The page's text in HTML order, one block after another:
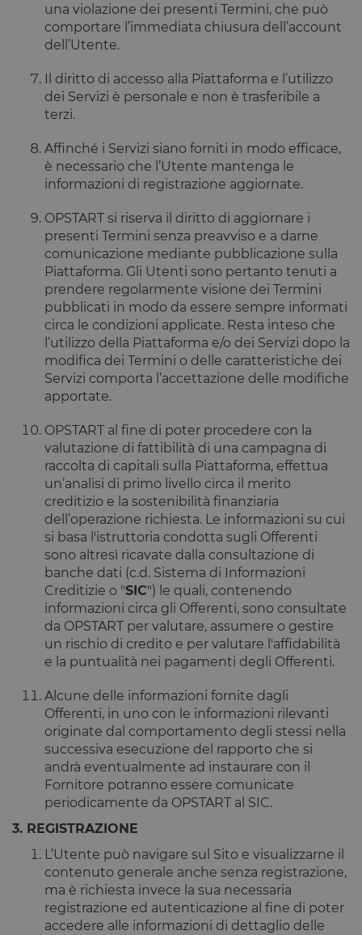
una violazione dei presenti Termini, che può
comportare l’immediata chiusura dell’account
dell’Utente.
Il diritto di accesso alla Piattaforma e l’utilizzo
dei Servizi è personale e non è trasferibile a
terzi.
Affinché i Servizi siano forniti in modo efficace,
è necessario che l’Utente mantenga le
informazioni di registrazione aggiornate.
OPSTART si riserva il diritto di aggiornare i
presenti Termini senza preavviso e a darne
comunicazione mediante pubblicazione sulla
Piattaforma. Gli Utenti sono pertanto tenuti a
prendere regolarmente visione dei Termini
pubblicati in modo da essere sempre informati
circa le condizioni applicate. Resta inteso che
l’utilizzo della Piattaforma e/o dei Servizi dopo la
modifica dei Termini o delle caratteristiche dei
Servizi comporta l’accettazione delle modifiche
apportate.
OPSTART al fine di poter procedere con la
valutazione di fattibilità di una campagna di
raccolta di capitali sulla Piattaforma, effettua
un’analisi di primo livello circa il merito
creditizio e la sostenibilità finanziaria
dell’operazione richiesta. Le informazioni su cui
si basa l'istruttoria condotta sugli Offerenti
sono altresì ricavate dalla consultazione di
banche dati (c.d. Sistema di Informazioni
Creditizie o "SIC") le quali, contenendo
informazioni circa gli Offerenti, sono consultate
da OPSTART per valutare, assumere o gestire
un rischio di credito e per valutare l'affidabilità
e la puntualità nei pagamenti degli Offerenti.
Alcune delle informazioni fornite dagli
Offerenti, in uno con le informazioni rilevanti
originate dal comportamento degli stessi nella
successiva esecuzione del rapporto che si
andrà eventualmente ad instaurare con il
Fornitore potranno essere comunicate
periodicamente da OPSTART al SIC.
3. REGISTRAZIONE
L’Utente può navigare sul Sito e visualizzarne il
contenuto generale anche senza registrazione,
ma è richiesta invece la sua necessaria
registrazione ed autenticazione al fine di poter
accedere alle informazioni di dettaglio delle